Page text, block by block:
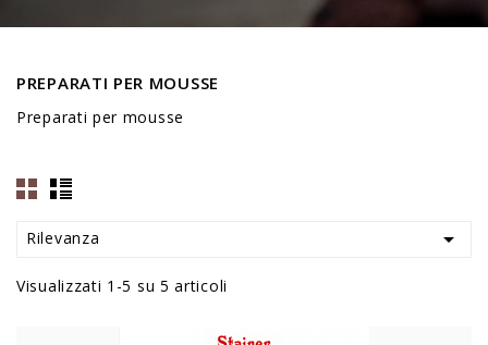
PREPARATI PER MOUSSE
Preparati per mousse
Rilevanza 
Visualizzati 1-5 su 5 articoli